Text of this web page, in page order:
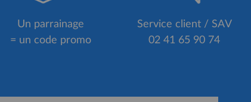
Un parrainage
= un code promo
Service client / SAV
02 41 65 90 74